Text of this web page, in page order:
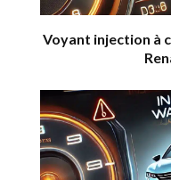
Voyant injection à